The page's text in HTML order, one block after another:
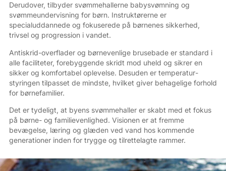
Derudover, tilbyder svømmehallerne babysvømning og
svømme­undervisning for børn. Instruktørerne er
specialuddannede og fokuserede på børnenes sikkerhed,
trivsel og progression i vandet.
Antiskrid-overflader og børnevenlige brusebade er standard i
alle faciliteter, forebyggende skridt mod uheld og sikrer en
sikker og komfortabel oplevelse. Desuden er temperatur­
styringen tilpasset de mindste, hvilket giver behagelige forhold
for børnefamilier.
Det er tydeligt, at byens svømmehaller er skabt med et fokus
på børne- og familievenlighed. Visionen er at fremme
bevægelse, læring og glæden ved vand hos kommende
generationer inden for trygge og tilrettelagte rammer.